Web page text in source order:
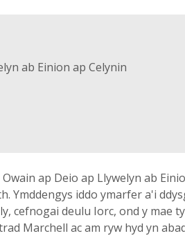
ab Einion ap Celynin
ap Deio ap Llywelyn ab
Ymddengys iddo ymarfer a'i
cefnogai deulu Iorc, ond y
Marchell ac am ryw hyd yn